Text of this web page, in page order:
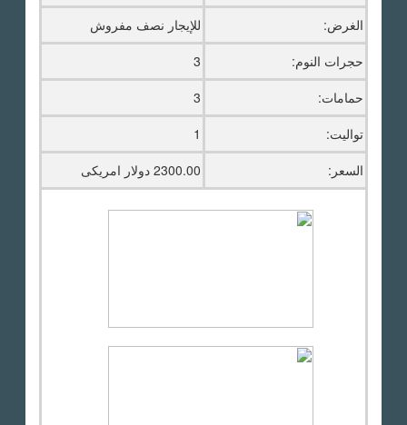
الغرض:
للإيجار نصف مفروش
حجرات النوم:
3
حمامات:
3
تواليت:
1
السعر:
2300.00 دولار امريكى